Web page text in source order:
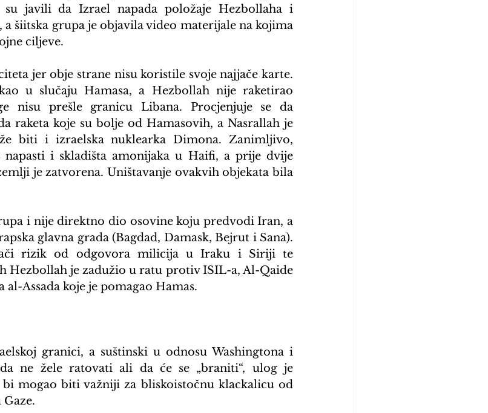
javili da Izrael napada položaje Hezbollaha i
šiitska grupa je objavila video materijale na kojima
ciljeve.
jer obje strane nisu koristile svoje najjače karte.
u slučaju Hamasa, a Hezbollah nije raketirao
nisu prešle granicu Libana. Procjenjuje se da
raketa koje su bolje od Hamasovih, a Nasrallah je
biti i izraelska nuklearka Dimona. Zanimljivo,
i skladišta amonijaka u Haifi, a prije dvije
je zatvorena. Uništavanje ovakvih objekata bila
i nije direktno dio osovine koju predvodi Iran, a
glavna grada (Bagdad, Damask, Bejrut i Sana).
rizik od odgovora milicija u Iraku i Siriji te
Hezbollah je zadužio u ratu protiv ISIL-a, Al-Qaide
Assada koje je pomagao Hamas.
granici, a suštinski u odnosu Washingtona i
ne žele ratovati ali da će se „braniti“, ulog je
mogao biti važniji za bliskoistočnu klackalicu od
Gaze.